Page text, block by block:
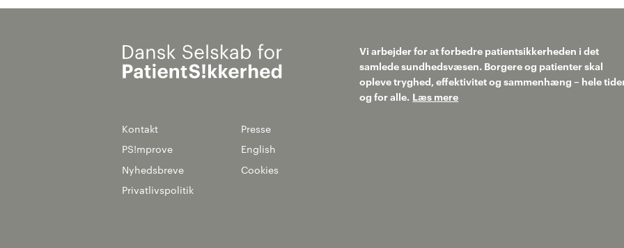
Kontakt
Presse
PS!mprove
English
Nyhedsbreve
Cookies
Privatlivspolitik
Vi arbejder for at forbedre patientsikkerheden i det
samlede sundhedsvæsen. Borgere og patienter skal
opleve tryghed, effektivitet og sammenhæng – hele
og for alle. Læs mere